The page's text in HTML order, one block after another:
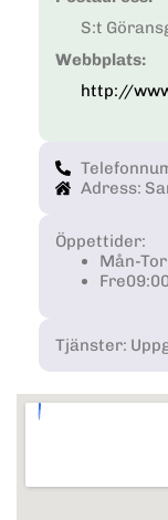
S:t
Webbplats:
http://
Adress:
Öppettider:
Mån-Tor
Fre
Tjänster: